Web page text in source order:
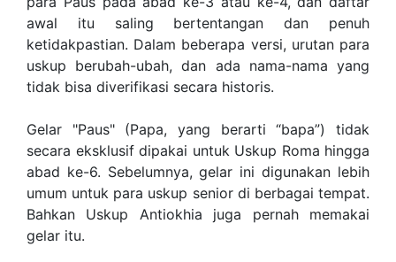
awal itu saling bertentangan dan penuh
ketidakpastian. Dalam beberapa versi, urutan para
uskup berubah-ubah, dan ada nama-nama yang
tidak bisa diverifikasi secara historis.
Gelar "Paus" (Papa, yang berarti “bapa”) tidak
secara eksklusif dipakai untuk Uskup Roma hingga
abad ke-6. Sebelumnya, gelar ini digunakan lebih
umum untuk para uskup senior di berbagai tempat.
Bahkan Uskup Antiokhia juga pernah memakai
gelar itu.